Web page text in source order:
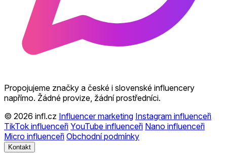
Propojujeme značky a české i slovenské influencery
napřímo. Žádné provize, žádní prostředníci.
© 2026 infl.cz Influencer marketing Instagram influenceři
TikTok influenceři YouTube influenceři Nano influenceři
Micro influenceři Obchodní podmínky
Kontakt